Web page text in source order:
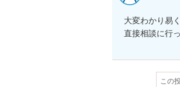
大変わかり易
直接相談に行
この